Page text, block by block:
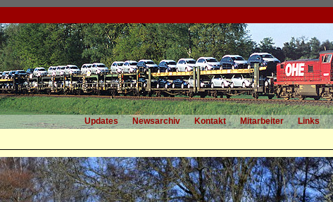
Updates Newsarchiv Kontakt Mitarbeiter Links